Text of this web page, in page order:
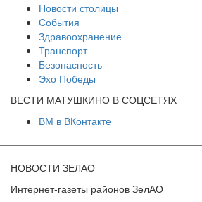
Новости столицы
События
Здравоохранение
Транспорт
Безопасность
Эхо Победы
ВЕСТИ МАТУШКИНО В СОЦСЕТЯХ
ВМ в ВКонтакте
НОВОСТИ ЗЕЛАО
Интернет-газеты районов ЗелАО